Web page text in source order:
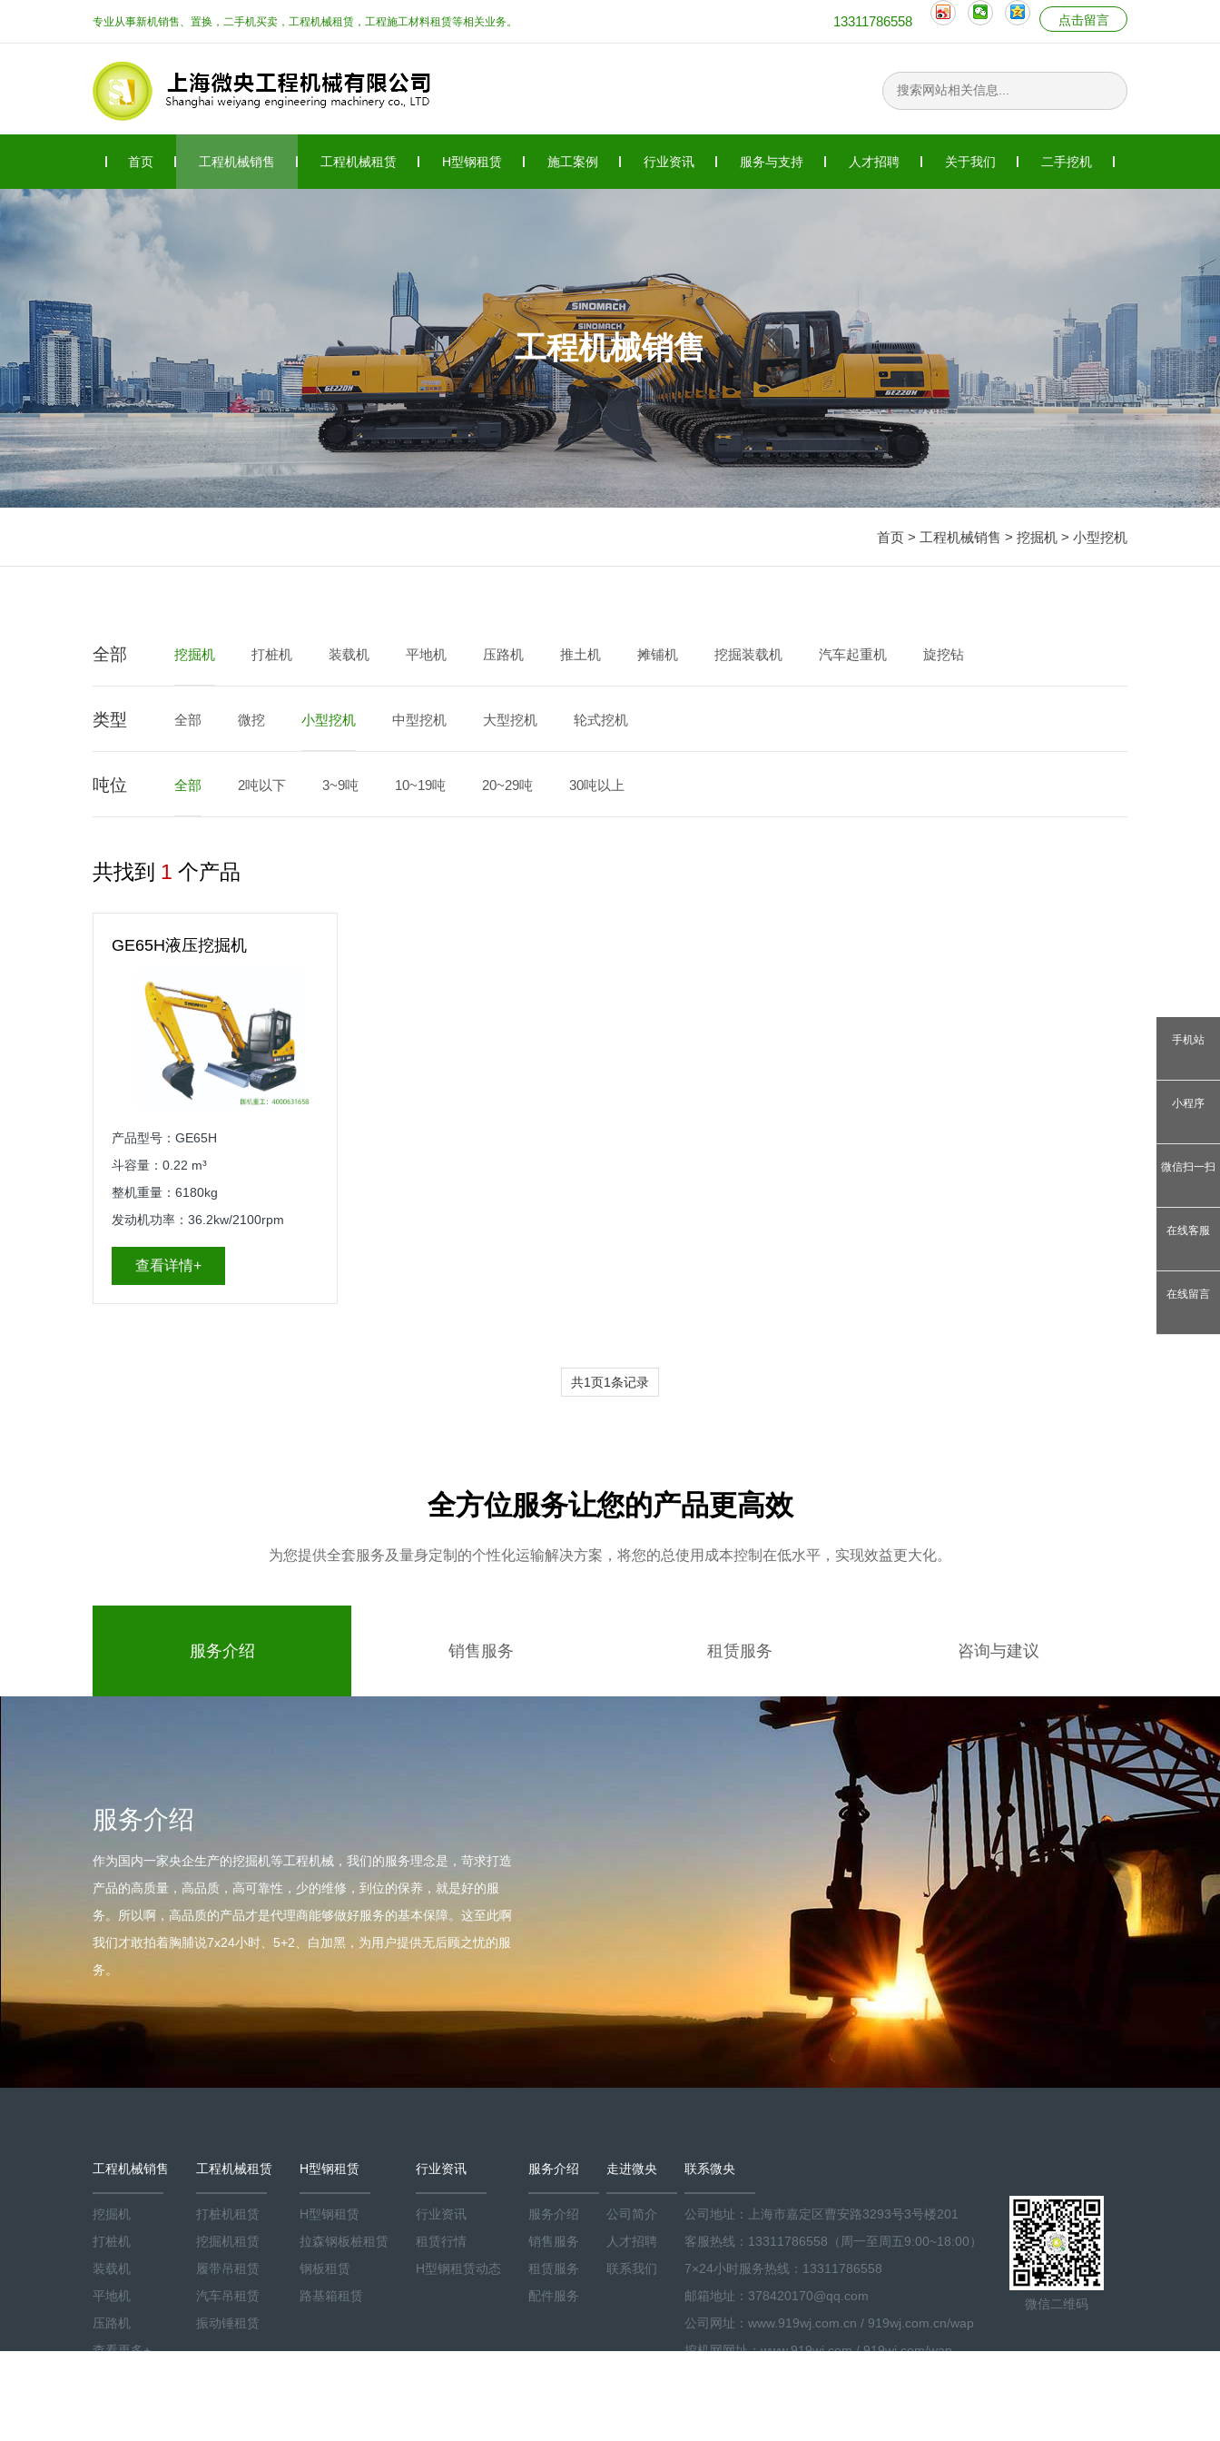
专业从事新机销售、置换，二手机买卖，工程机械租赁，工程施工材料租赁等相关业务。 13311786558 点击留言
首页 工程机械销售 工程机械租赁 H型钢租赁 施工案例 行业资讯 服务与支持 人才招聘 关于我们 二手挖机
工程机械销售
首页 > 工程机械销售 > 挖掘机 > 小型挖机
全部 挖掘机 打桩机 装载机 平地机 压路机 推土机 摊铺机 挖掘装载机 汽车起重机 旋挖钻
垃圾压实机
类型 全部 微挖 小型挖机 中型挖机 大型挖机 轮式挖机
吨位 全部 2吨以下 3~9吨 10~19吨 20~29吨 30吨以上
共找到 1 个产品
GE65H液压挖掘机
产品型号：GE65H
斗容量：0.22 m³
整机重量：6180kg
发动机功率：36.2kw/2100rpm
查看详情+
共1页1条记录
全方位服务让您的产品更高效
为您提供全套服务及量身定制的个性化运输解决方案，将您的总使用成本控制在低水平，实现效益更大化。
服务介绍 销售服务 租赁服务 咨询与建议
服务介绍
作为国内一家央企生产的挖掘机等工程机械，我们的服务理念是，苛求打造
产品的高质量，高品质，高可靠性，少的维修，到位的保养，就是好的服
务。所以啊，高品质的产品才是代理商能够做好服务的基本保障。这至此啊
我们才敢拍着胸脯说7x24小时、5+2、白加黑，为用户提供无后顾之忧的服
务。
工程机械销售
挖掘机
打桩机
装载机
平地机
压路机
查看更多+
工程机械租赁
打桩机租赁
挖掘机租赁
履带吊租赁
汽车吊租赁
振动锤租赁
H型钢租赁
H型钢租赁
拉森钢板桩租赁
钢板租赁
路基箱租赁
行业资讯
行业资讯
租赁行情
H型钢租赁动态
服务介绍
服务介绍
销售服务
租赁服务
配件服务
走进微央
公司简介
人才招聘
联系我们
联系微央
公司地址：上海市嘉定区曹安路3293号3号楼201
客服热线：13311786558（周一至周五9:00~18:00）
7×24小时服务热线：13311786558
邮箱地址：378420170@qq.com
公司网址：www.919wj.com.cn / 919wj.com.cn/wap
挖机网网址：www.919wj.com / 919wj.com/wap
微信二维码
手机站
小程序
微信扫一扫
在线客服
在线留言